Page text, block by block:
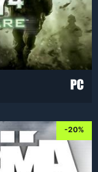
-20%